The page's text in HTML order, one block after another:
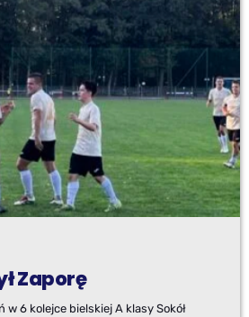
Zaporę
w 6 kolejce bielskiej A klasy Sokół